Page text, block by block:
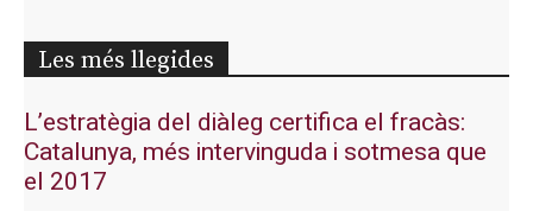
Les més llegides
L’estratègia del diàleg certifica el fracàs:
Catalunya, més intervinguda i sotmesa que
el 2017